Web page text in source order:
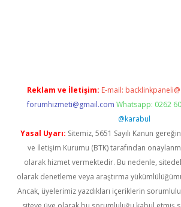
Reklam ve İletişim: E-mail:
forumhizmeti@gmail.com Whatsapp: 0262
@karabul
Yasal Uyarı: Sitemiz, 5651 Sayılı Kanun
ve İletişim Kurumu (BTK) tarafından
olarak hizmet vermektedir. Bu nedenle,
olarak denetleme veya araştırma
Ancak, üyelerimiz yazdıkları içeriklerin